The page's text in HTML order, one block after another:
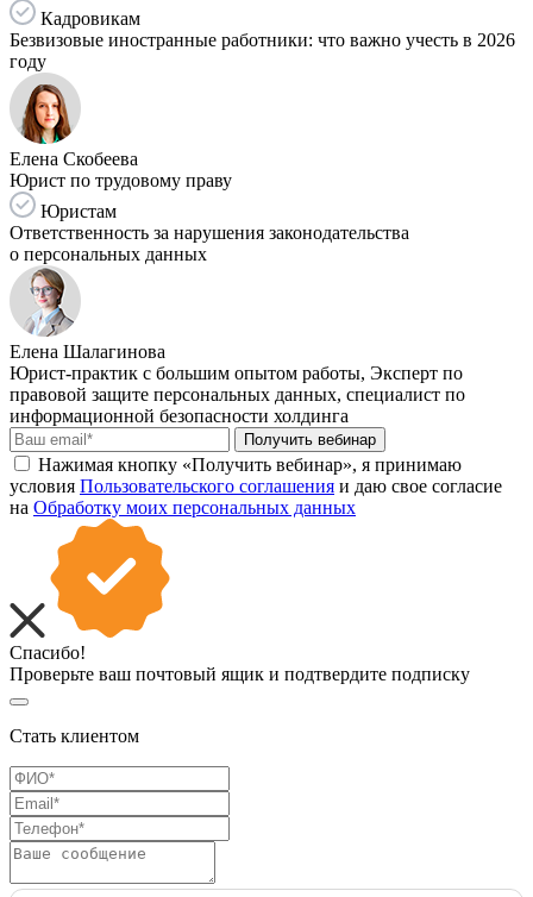
Кадровикам
Безвизовые иностранные работники: что важно учесть в 2026
году
Елена Скобеева
Юрист по трудовому праву
Юристам
Ответственность за нарушения законодательства
о персональных данных
Елена Шалагинова
Юрист-практик с большим опытом работы, Эксперт по
правовой защите персональных данных, специалист по
информационной безопасности холдинга
Получить вебинар
Нажимая кнопку «Получить вебинар», я принимаю
условия Пользовательского соглашения и даю свое согласие
на Обработку моих персональных данных
Спасибо!
Проверьте ваш почтовый ящик и подтвердите подписку
Стать клиентом